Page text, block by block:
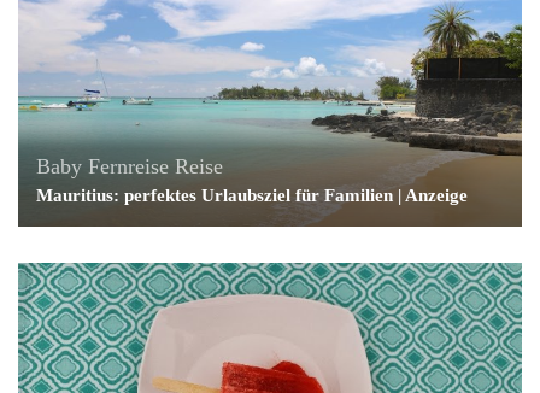
Baby Fernreise Reise
Mauritius: perfektes Urlaubsziel für Familien | Anzeige